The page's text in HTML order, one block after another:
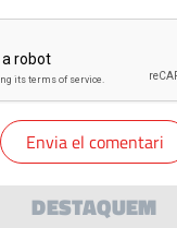
DESTAQUEM